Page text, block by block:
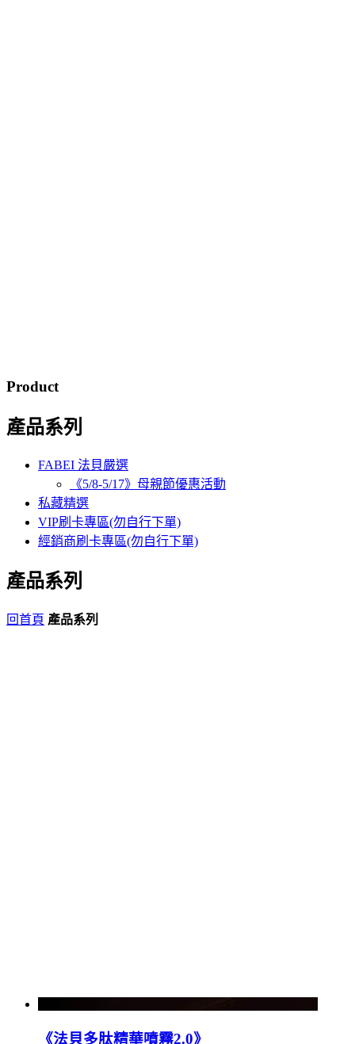
Product
產品系列
FABEI 法貝嚴選
《5/8-5/17》母親節優惠活動
私藏精選
VIP刷卡專區(勿自行下單)
經銷商刷卡專區(勿自行下單)
產品系列
回首頁 產品系列
《法貝多肽精華噴霧2.0》